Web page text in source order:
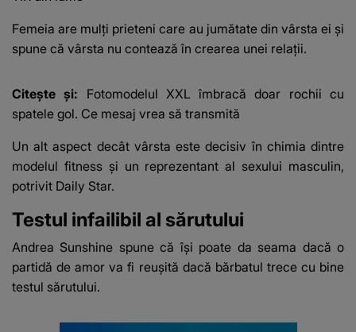
Femeia are mulți prieteni care au jumătate din vârsta ei și
spune că vârsta nu contează în crearea unei relații.
Citește și: Fotomodelul XXL îmbracă doar rochii cu
spatele gol. Ce mesaj vrea să transmită
Un alt aspect decât vârsta este decisiv în chimia dintre
modelul fitness și un reprezentant al sexului masculin,
potrivit Daily Star.
Testul infailibil al sărutului
Andrea Sunshine spune că își poate da seama dacă o
partidă de amor va fi reușită dacă bărbatul trece cu bine
testul sărutului.